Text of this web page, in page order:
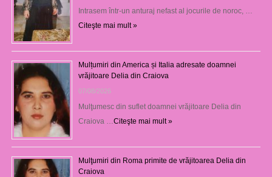
Intrasem într-un anturaj nefast al jocurile de noroc, …
Citeşte mai mult »
Mulțumiri din America și Italia adresate doamnei
vrăjitoare Delia din Craiova
07/08/2026
Mulţumesc din suflet doamnei vrăjitoare Delia din
Craiova … Citeşte mai mult »
Mulţumiri din Roma primite de vrăjitoarea Delia din
Craiova